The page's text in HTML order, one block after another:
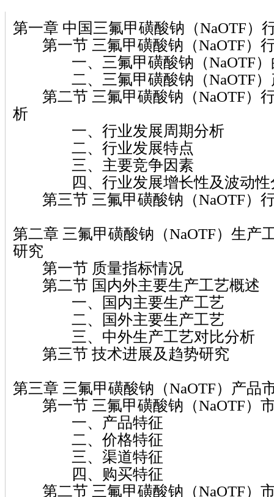
第一章 中国三氟甲磺酸钠（NaOTF）
第一节 三氟甲磺酸钠（NaOTF）
一、三氟甲磺酸钠（NaOTF）
二、三氟甲磺酸钠（NaOTF）
第二节 三氟甲磺酸钠（NaOTF）
析
一、行业发展周期分析
二、行业发展特点
三、主要竞争因素
四、行业发展增长性及波动性
第三节 三氟甲磺酸钠（NaOTF）
第二章 三氟甲磺酸钠（NaOTF）生产
研究
第一节 质量指标情况
第二节 国内外主要生产工艺概述
一、国内主要生产工艺
二、国外主要生产工艺
三、中外生产工艺对比分析
第三节 技术进展及趋势研究
第三章 三氟甲磺酸钠（NaOTF）产品
第一节 三氟甲磺酸钠（NaOTF）
一、产品特征
二、价格特征
三、渠道特征
四、购买特征
第二节 三氟甲磺酸钠（NaOTF）